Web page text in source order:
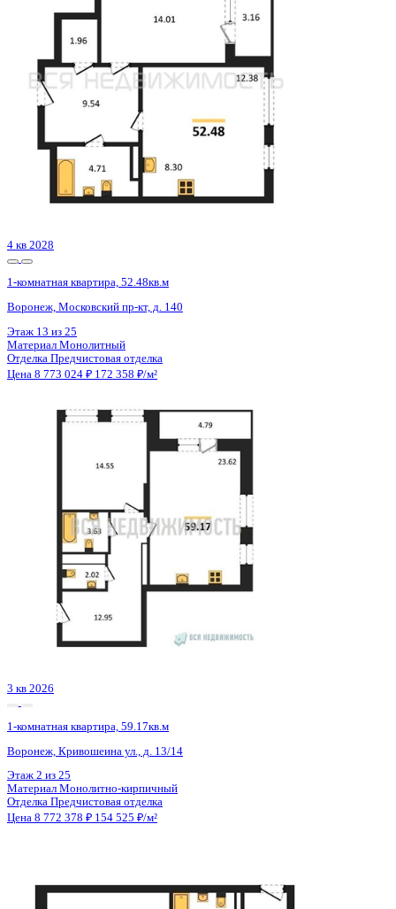
1-комнатная квартира, 59.17кв.м
Воронеж, Кривошеина ул., д. 13/14
Этаж 5 из 25
Материал Монолитно-кирпичный
Предчистовая отделка
Цена 8 800 499 ₽ 155 020 ₽/м²
2 кв 2026
1-комнатная квартира, 51.17кв.м
Этаж
Материал
Монолитно-блочный
Отделка Предчистовая отделка
Цена 8 801 240 ₽ 178 163 ₽/м²